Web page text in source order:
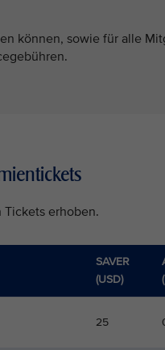
können, sowie für alle
erhoben.
SAVER
(USD)
25